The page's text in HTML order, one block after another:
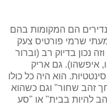
נדירים הם המקומות בהם
שרמי פורטיס צעק
נכון בדיוק רב (וברור
איפשהו). גם אריק
הוא היה כל כולו
זהב שחור" וגם כשהוא
להיות בבית" או "סע